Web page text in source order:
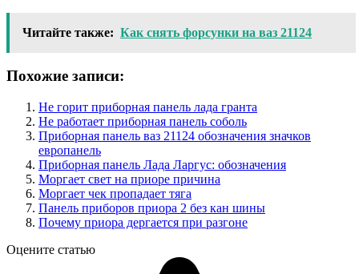
Читайте также: Как снять форсунки на ваз 21124
Похожие записи:
Не горит приборная панель лада гранта
Не работает приборная панель соболь
Приборная панель ваз 21124 обозначения значков
европанель
Приборная панель Лада Ларгус: обозначения
Моргает свет на приоре причина
Моргает чек пропадает тяга
Панель приборов приора 2 без кан шины
Почему приора дергается при разгоне
Оцените статью